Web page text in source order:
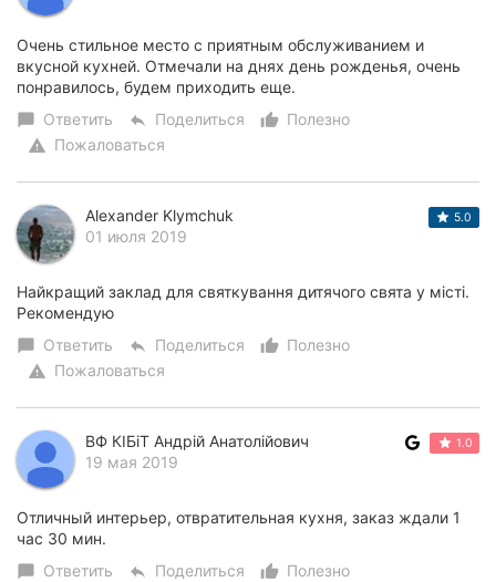
Очень стильное место с приятным обслуживанием и
вкусной кухней. Отмечали на днях день рожденья, очень
понравилось, будем приходить еще.
chat_bubble Ответить reply Поделиться thumb_up_alt
Полезно
warning Пожаловаться
Alexander Klymchuk
01 июля 2019
5.0
Найкращий заклад для святкування дитячого свята у місті.
Рекомендую
chat_bubble Ответить reply Поделиться thumb_up_alt
Полезно
warning Пожаловаться
ВФ КІБіТ Андрій Анатолійович
19 мая 2019
1.0
Отличный интерьер, отвратительная кухня, заказ ждали 1
час 30 мин.
chat_bubble Ответить reply Поделиться thumb_up_alt
Полезно